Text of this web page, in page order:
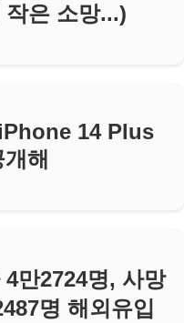
작은 소망...)
14 Plus
해
만2724명, 사망
명 해외유입